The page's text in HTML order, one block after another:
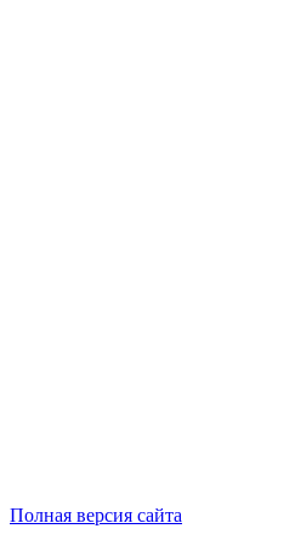
Полная версия сайта